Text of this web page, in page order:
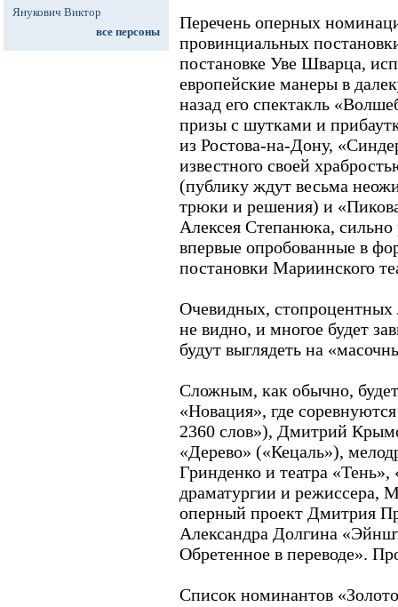
Янукович Виктор
все персоны
Перечень оперных
провинциальных
постановке Уве Шварца,
европейские манеры в
назад его спектакль
призы с шутками и
из Ростова-на-Дону,
известного своей
(публику ждут весьма
трюки и решения) и
Алексея Степанюка, сильно
впервые опробованные в
постановки Мариинского
Очевидных, стопроцентных
не видно, и многое будет
будут выглядеть на
Сложным, как обычно,
«Новация», где
2360 слов»), Дмитрий
«Дерево» («Кецаль»),
Гринденко и театра
драматургии и режиссера,
оперный проект Дмитрия
Александра Долгина
Обретенное в переводе».
Список номинантов